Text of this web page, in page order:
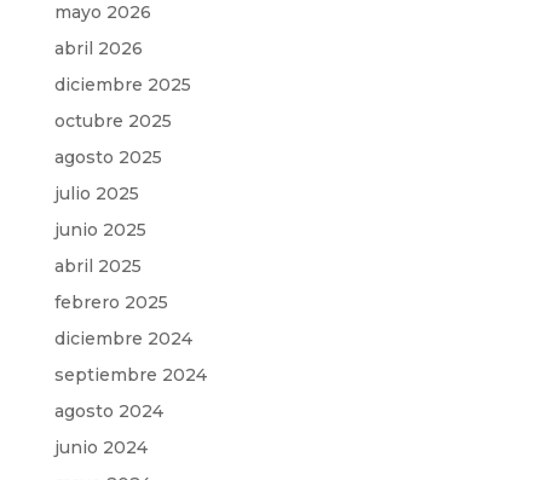
mayo 2026
abril 2026
diciembre 2025
octubre 2025
agosto 2025
julio 2025
junio 2025
abril 2025
febrero 2025
diciembre 2024
septiembre 2024
agosto 2024
junio 2024